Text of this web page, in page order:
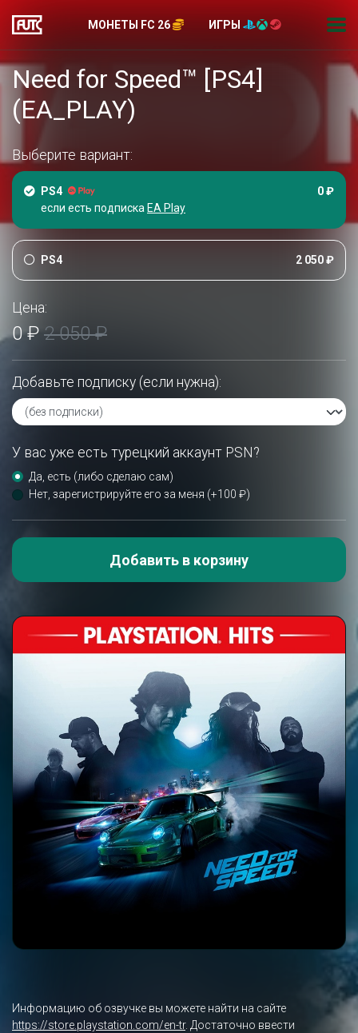
МОНЕТЫ FC 26 ИГРЫ
Need for Speed™ [PS4]
(EA_PLAY)
Выберите вариант:
PS4
если есть подписка EA Play
0 ₽
PS4 2 050 ₽
Цена:
0 ₽ 2 050 ₽
Добавьте подписку (если нужна):
У вас уже есть турецкий аккаунт PSN?
Да, есть (либо сделаю сам)
Нет, зарегистрируйте его за меня (+100 ₽)
Добавить в корзину
Информацию об озвучке вы можете найти на сайте
https://store.playstation.com/en-tr. Достаточно ввести